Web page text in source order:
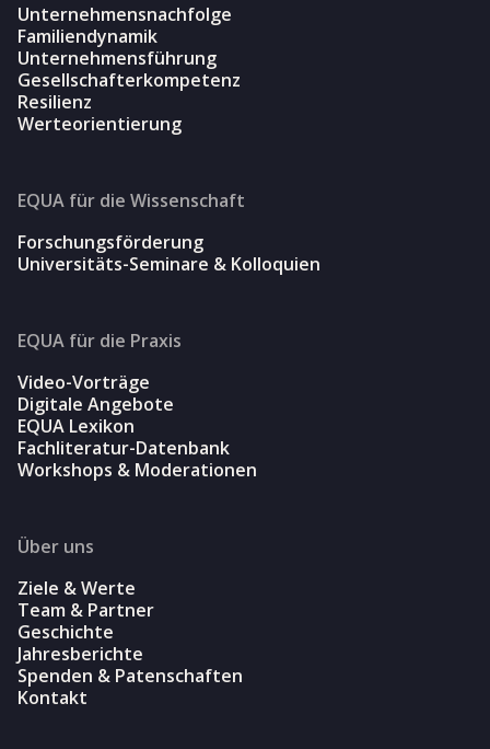
Unternehmensnachfolge
Familiendynamik
Unternehmensführung
Gesellschafterkompetenz
Resilienz
Werteorientierung
EQUA für die Wissenschaft
Forschungsförderung
Universitäts-Seminare & Kolloquien
EQUA für die Praxis
Video-Vorträge
Digitale Angebote
EQUA Lexikon
Fachliteratur-Datenbank
Workshops & Moderationen
Über uns
Ziele & Werte
Team & Partner
Geschichte
Jahresberichte
Spenden & Patenschaften
Kontakt